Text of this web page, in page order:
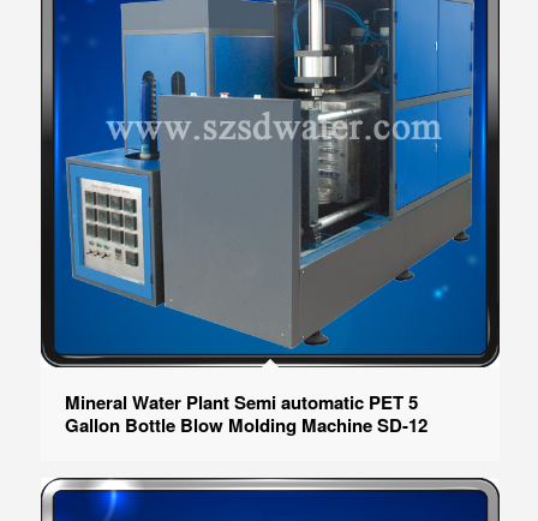
Mineral Water Plant Semi automatic PET 5
Gallon Bottle Blow Molding Machine SD-12